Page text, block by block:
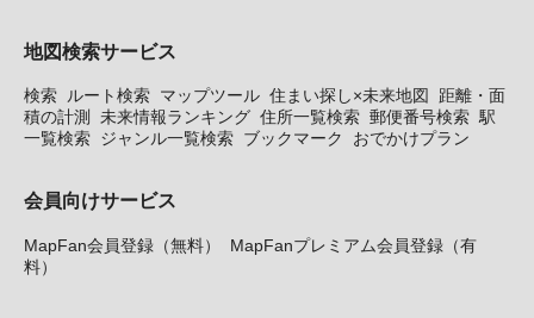
地図検索サービス
検索 ルート検索 マップツール 住まい探し×未来地図
距離・面
積の計測
未来情報ランキング 住所一覧検索 郵便番号検索 駅
一覧検索 ジャンル一覧検索 ブックマーク おでかけプラン
会員向けサービス
MapFan会員登録（無料）
MapFanプレミアム会員登録（有
料）